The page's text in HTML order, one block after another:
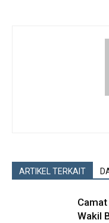
ARTIKEL TERKAIT
Wakil